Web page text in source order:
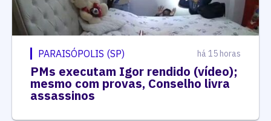
PARAISÓPOLIS (SP) há 15 horas
PMs executam Igor rendido (vídeo);
mesmo com provas, Conselho livra
assassinos